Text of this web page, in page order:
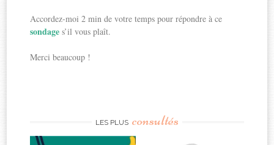
Accordez-moi 2 min de votre temps pour répondre à ce
sondages’il vous plaît.
Merci beaucoup !
LES PLUS consultés